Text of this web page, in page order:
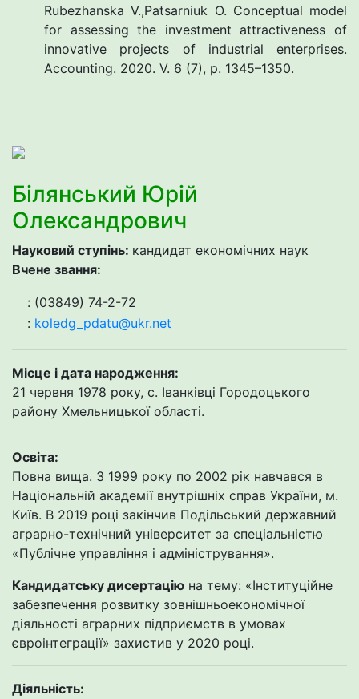
Rubezhanska V.,Patsarniuk O. Conceptual model
for assessing the investment attractiveness of
innovative projects of industrial enterprises.
Accounting. 2020. V. 6 (7), p. 1345–1350.
Білянський Юрій
Олександрович
Науковий ступінь: кандидат економічних наук
Вчене звання:
: (03849) 74-2-72
: koledg_pdatu@ukr.net
Місце і дата народження:
21 червня 1978 року, с. Іванківці Городоцького
району Хмельницької області.
Освіта:
Повна вища. З 1999 року по 2002 рік навчався в
Національній академії внутрішніх справ України, м.
Київ. В 2019 році закінчив Подільський державний
аграрно-технічний університет за спеціальністю
«Публічне управління і адміністрування».
Кандидатську дисертацію на тему: «Інституційне
забезпечення розвитку зовнішньоекономічної
діяльності аграрних підприємств в умовах
євроінтеграції» захистив у 2020 році.
Діяльність: